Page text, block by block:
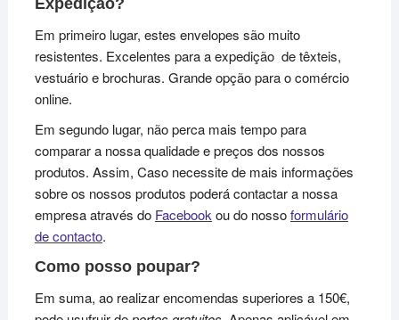
Expedição?
Em primeiro lugar, estes envelopes são muito
resistentes. Excelentes para a expedição de têxteis,
vestuário e brochuras. Grande opção para o comércio
online.
Em segundo lugar, não perca mais tempo para
comparar a nossa qualidade e preços dos nossos
produtos. Assim, Caso necessite de mais informações
sobre os nossos produtos poderá contactar a nossa
empresa através do Facebookou do nossoformulário
de contacto.
Como posso poupar?
Em suma, ao realizar encomendas superiores a 150€,